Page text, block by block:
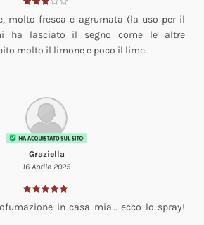
molto fresca e agrumata (la uso per il
ha lasciato il segno come le altre
molto il limone e poco il lime.
Graziella
16 Aprile 2025
in casa mia… ecco lo spray!